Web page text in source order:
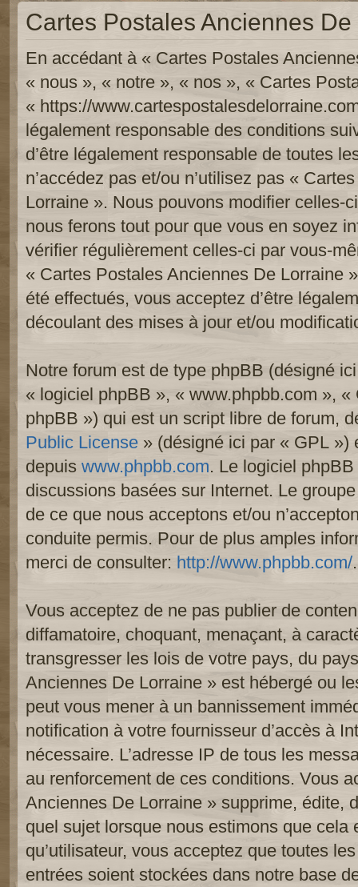
Cartes Postales Anciennes
En accédant à « Cartes Postales
« nous », « notre », « nos », « Cartes
« https://
légalement responsable des conditions
d’être légalement responsable de toutes
n’accédez pas et/ou n’utilisez pas «
Lorraine ». Nous pouvons modifier celles-
nous ferons tout pour que vous en soyez
vérifier régulièrement celles-ci par vous-
« Cartes Postales Anciennes De Lorraine
été effectués, vous acceptez d’être
découlant des mises à jour et/ou
Notre forum est de type phpBB (désigné
« logiciel phpBB », « www.phpbb.com »,
phpBB ») qui est un script libre de forum,
Public License » (désigné ici par « GPL »)
depuis www.phpbb.com. Le logiciel
discussions basées sur Internet. Le
de ce que nous acceptons et/ou
conduite permis. Pour de plus amples
merci de consulter: http://www.phpbb.com/.
Vous acceptez de ne pas publier de
diffamatoire, choquant, menaçant, à
transgresser les lois de votre pays, du
Anciennes De Lorraine » est hébergé ou
peut vous mener à un bannissement
notification à votre fournisseur d’accès à
nécessaire. L’adresse IP de tous les
au renforcement de ces conditions. Vous
Anciennes De Lorraine » supprime, édite,
quel sujet lorsque nous estimons que cela
qu’utilisateur, vous acceptez que toutes
entrées soient stockées dans notre base